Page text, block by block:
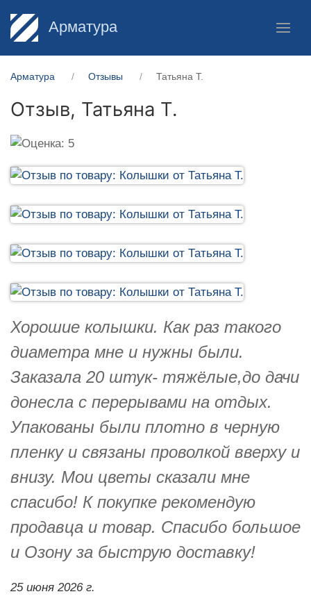
Арматура
Арматура Отзывы Татьяна Т.
Отзыв, Татьяна Т.
Хорошие колышки. Как раз такого
диаметра мне и нужны были.
Заказала 20 штук- тяжёлые,до дачи
донесла с перерывами на отдых.
Упакованы были плотно в черную
пленку и связаны проволкой вверху и
внизу. Мои цветы сказали мне
спасибо! К покупке рекомендую
продавца и товар. Спасибо большое
и Озону за быструю доставку!
25 июня 2026 г.